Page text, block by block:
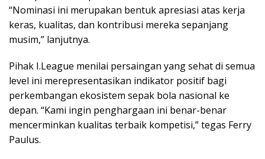
“Nominasi ini merupakan bentuk apresiasi atas kerja
keras, kualitas, dan kontribusi mereka sepanjang
musim,” lanjutnya.
Pihak I.League menilai persaingan yang sehat di semua
level ini merepresentasikan indikator positif bagi
perkembangan ekosistem sepak bola nasional ke
depan. “Kami ingin penghargaan ini benar-benar
mencerminkan kualitas terbaik kompetisi,” tegas Ferry
Paulus.